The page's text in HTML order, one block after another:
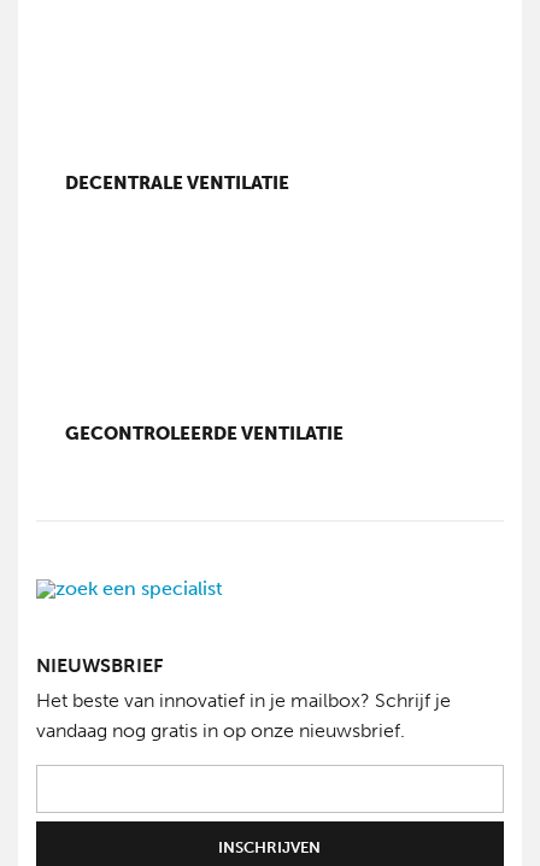
DECENTRALE VENTILATIE
GECONTROLEERDE VENTILATIE
NIEUWSBRIEF
Het beste van innovatief in je mailbox? Schrijf je
vandaag nog gratis in op onze nieuwsbrief.